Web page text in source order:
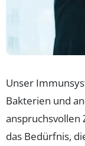
Unser
Bakterien und
anspruchsvollen
das Bedürfnis,